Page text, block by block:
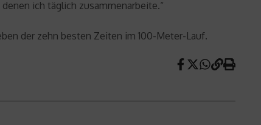
ich täglich zusammenarbeite.“
der zehn besten Zeiten im 100-Meter-Lauf.